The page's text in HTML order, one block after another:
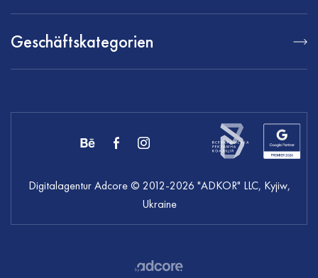
Geschäftskategorien
Digitalagentur Adcore© 2012-2026 "ADKOR" LLC, Kyjiw,
Ukraine